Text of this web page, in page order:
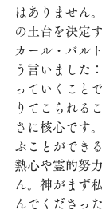
はありません
の土台を決定
カール・バル
う言いました
っていくこと
りてこられる
さに核心です
ぶことができ
熱心や霊的努
ん。神がまず
んでくださっ